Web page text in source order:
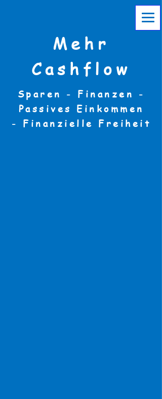
Mehr
Cashflow
Sparen - Finanzen -
Passives Einkommen
- Finanzielle Freiheit